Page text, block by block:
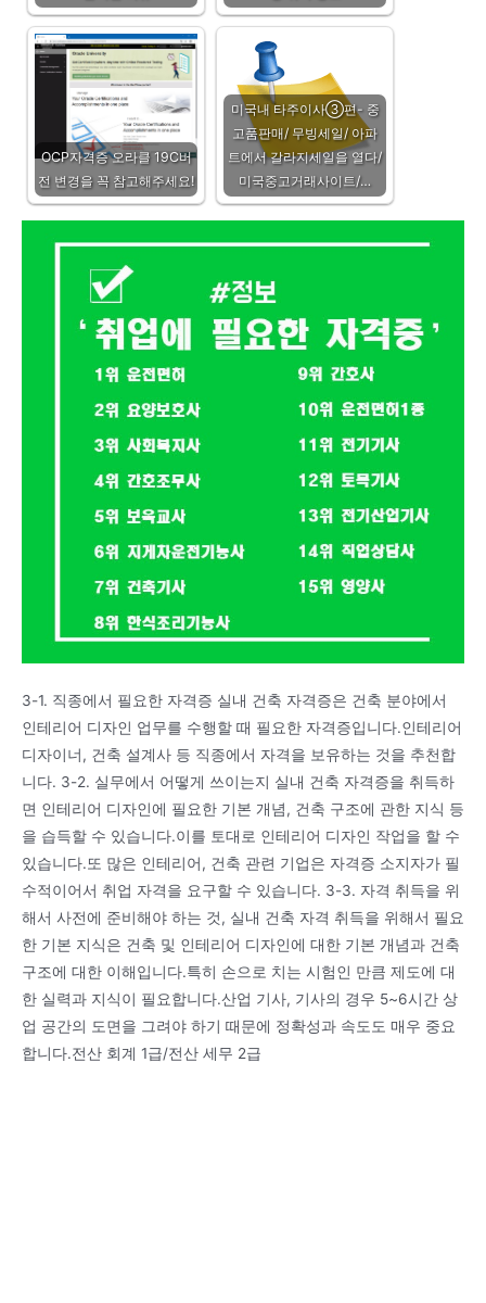
OCP자격증 오라클 19C버
전 변경을 꼭 참고해주세요!
미국내 타주이사③편- 중
고품판매/ 무빙세일/ 아파
트에서 갈라지세일을 열다/
미국중고거래사이트/…
3-1. 직종에서 필요한 자격증 실내 건축 자격증은 건축 분야에서
인테리어 디자인 업무를 수행할 때 필요한 자격증입니다.인테리어
디자이너, 건축 설계사 등 직종에서 자격을 보유하는 것을 추천합
니다. 3-2. 실무에서 어떻게 쓰이는지 실내 건축 자격증을 취득하
면 인테리어 디자인에 필요한 기본 개념, 건축 구조에 관한 지식 등
을 습득할 수 있습니다.이를 토대로 인테리어 디자인 작업을 할 수
있습니다.또 많은 인테리어, 건축 관련 기업은 자격증 소지자가 필
수적이어서 취업 자격을 요구할 수 있습니다. 3-3. 자격 취득을 위
해서 사전에 준비해야 하는 것, 실내 건축 자격 취득을 위해서 필요
한 기본 지식은 건축 및 인테리어 디자인에 대한 기본 개념과 건축
구조에 대한 이해입니다.특히 손으로 치는 시험인 만큼 제도에 대
한 실력과 지식이 필요합니다.산업 기사, 기사의 경우 5~6시간 상
업 공간의 도면을 그려야 하기 때문에 정확성과 속도도 매우 중요
합니다.전산 회계 1급/전산 세무 2급